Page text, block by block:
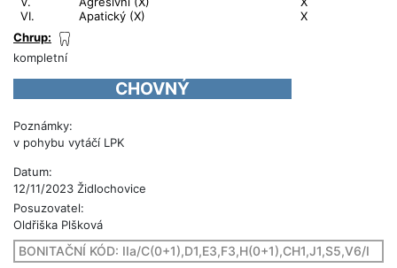
VI.
Apatický (X)
X
Chrup:
kompletní
CHOVNÝ
Poznámky:
v pohybu vytáčí LPK
Datum:
12/11/2023 Židlochovice
Posuzovatel:
Oldřiška Plšková
BONITAČNÍ KÓD: IIa/C(0+1),D1,E3,F3,H(0+1),CH1,J1,S5,V6/I